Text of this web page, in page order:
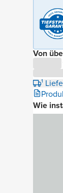
Von
¹
Wie